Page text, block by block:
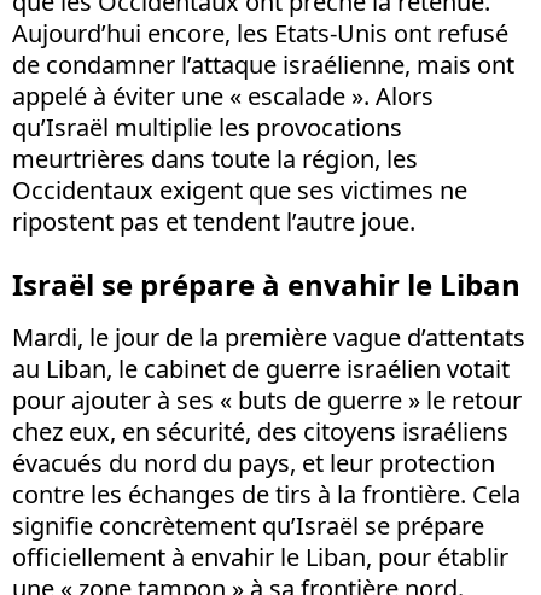
Aujourd’hui encore, les Etats-Unis ont refusé
de condamner l’attaque israélienne, mais ont
appelé à éviter une « escalade ». Alors
qu’Israël multiplie les provocations
meurtrières dans toute la région, les
Occidentaux exigent que ses victimes ne
ripostent pas et tendent l’autre joue.
Israël se prépare à envahir le Liban
Mardi, le jour de la première vague d’attentats
au Liban, le cabinet de guerre israélien votait
pour ajouter à ses « buts de guerre » le retour
chez eux, en sécurité, des citoyens israéliens
évacués du nord du pays, et leur protection
contre les échanges de tirs à la frontière. Cela
signifie concrètement qu’Israël se prépare
officiellement à envahir le Liban, pour établir
une « zone tampon » à sa frontière nord.